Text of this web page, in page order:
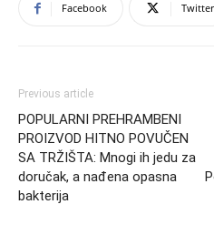
Facebook Twitter
Previous article
POPULARNI PREHRAMBENI
PROIZVOD HITNO POVUČEN
SA TRŽIŠTA: Mnogi ih jedu za
doručak, a nađena opasna
bakterija